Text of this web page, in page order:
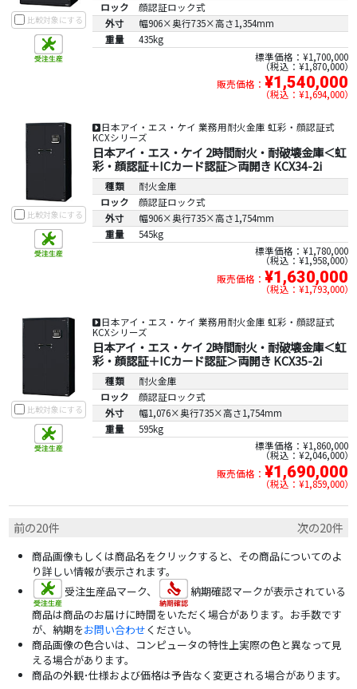
比較対象にする
ロック
顔認証ロック式
外寸
幅906×奥行735×高さ1,354mm
重量
435kg
標準価格：¥1,700,000
税込：¥1,870,000
販売価格： ¥1,540,000
税込：¥1,694,000
比較対象にする
日本アイ・エス・ケイ 業務用耐火金庫 虹彩・顔認証式
KCXシリーズ
日本アイ・エス・ケイ 2時間耐火・耐破壊金庫＜虹
彩・顔認証＋ICカード認証＞両開き KCX34-2i
種類
耐火金庫
ロック
顔認証ロック式
外寸
幅906×奥行735×高さ1,754mm
重量
545kg
標準価格：¥1,780,000
税込：¥1,958,000
販売価格： ¥1,630,000
税込：¥1,793,000
比較対象にする
日本アイ・エス・ケイ 業務用耐火金庫 虹彩・顔認証式
KCXシリーズ
日本アイ・エス・ケイ 2時間耐火・耐破壊金庫＜虹
彩・顔認証＋ICカード認証＞両開き KCX35-2i
種類
耐火金庫
ロック
顔認証ロック式
外寸
幅1,076×奥行735×高さ1,754mm
重量
595kg
標準価格：¥1,860,000
税込：¥2,046,000
販売価格： ¥1,690,000
税込：¥1,859,000
前の20件 次の20件
商品画像もしくは商品名をクリックすると、その商品についてのよ
り詳しい情報が表示されます。
受注生産品マーク、
納期確認マークが表示されている
商品は商品のお届けに時間をいただく場合があります。お手数です
が、納期をお問い合わせください。
商品画像の色合いは、コンピュータの特性上実際の色と異なって見
える場合があります。
商品の外観･仕様および価格は予告なく変更される場合があります。